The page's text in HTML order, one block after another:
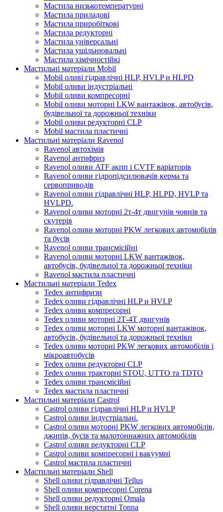
Мастила низькотемпературні
Мастила приладові
Мастила приробіткові
Мастила редукторні
Мастила універсальні
Мастила ущільнювальні
Мастила хімічностійкі
Мастильні матеріали Mobil
Mobil оливі гідравлічні HLP, HVLP и HLPD
Mobil оливи індустріальні
Mobil оливи компресорні
Mobil оливи моторні LKW вантажівок, автобусів,
будівельної та дорожньої техніки
Mobil оливи редукторні CLP
Mobil мастила пластичні
Мастильні матеріали Ravenol
Ravenol автохімія
Ravenol антифриз
Ravenol оливи ATF акпп і CVTF варіаторів
Ravenol оливи гідропідсилювачів керма та
сервоприводів
Ravenol оливи гідравлічні HLP, HLPD, HVLP та
HVLPD.
Ravenol оливи моторні 2т-4т двигунів човнів та
скутерів
Ravenol оливи моторні PKW легкових автомобілів
та бусів
Ravenol оливи трансмісійні
Ravenol оливи моторні LKW вантажівок,
автобусів, будівельної та дорожньої техніки
Ravenol мастила пластичні
Мастильні матеріали Tedex
Tedex антифризи
Tedex оливи гідравлічні HLP и HVLP
Tedex оливи компресорні
Tedex оливи моторні 2Т-4Т двигунів
Tedex оливи моторні LKW моторні вантажівок,
автобусів, будівельної та дорожньої техніки
Tedex оливи моторні PKW легкових автомобілів і
мікроавтобусів
Tedex оливи редукторні CLP
Tedex оливи тракторні STOU, UTTO та TDTO
Tedex оливи трансмісійні
Tedex мастила пластичні
Мастильні матеріали Castrol
Castrol оливи гідравлічні HLP и HVLP
Castrol оливи індустріальні.
Castrol оливи моторні PKW легкових автомобілів,
джипів, бусів та малотоннажних автомобілів
Castrol оливи редукторні CLP
Castrol оливи компресорні і вакуумні
Castrol мастила пластичні
Мастильні матеріали Shell
Shell оливи гідравлічні Tellus
Shell оливи компресорні Corena
Shell оливи редукторні Omala
Shell оливи верстатні Tonna